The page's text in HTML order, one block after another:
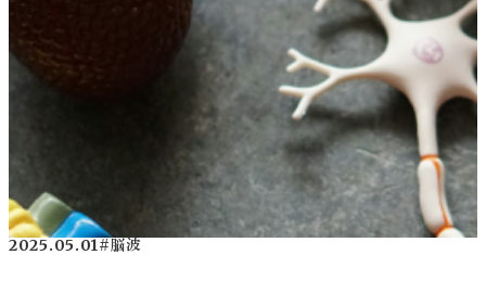
2025.05.01#脳波